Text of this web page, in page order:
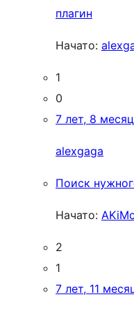
плагин
Начато:
1
0
7 лет, 8
alexgaga
Поиск
Начато:
2
1
7 лет, 11